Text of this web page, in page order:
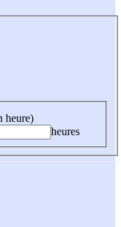
heure)
heures